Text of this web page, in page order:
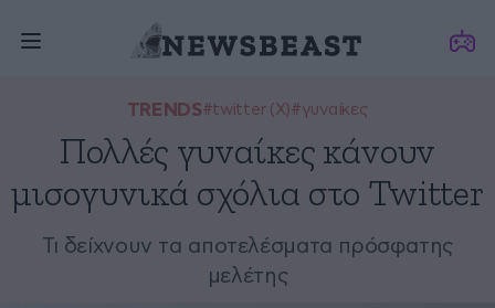
TRENDS#twitter (X)#γυναίκες
Πολλές γυναίκες κάνουν
μισογυνικά σχόλια στο Twitter
Τι δείχνουν τα αποτελέσματα πρόσφατης
μελέτης